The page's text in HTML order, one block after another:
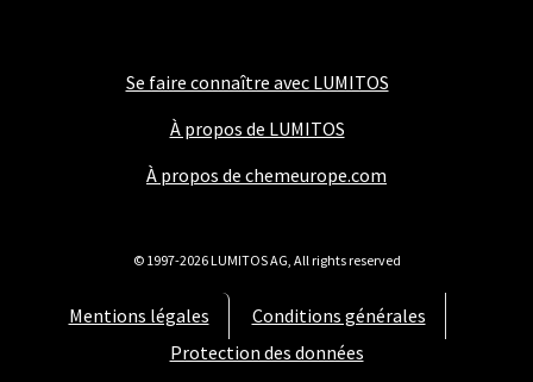
Se faire connaître avec LUMITOS
À propos de LUMITOS
À propos de chemeurope.com
Mentions légales
Conditions générales
Protection des données
© 1997-2026 LUMITOS AG, All rights reserved